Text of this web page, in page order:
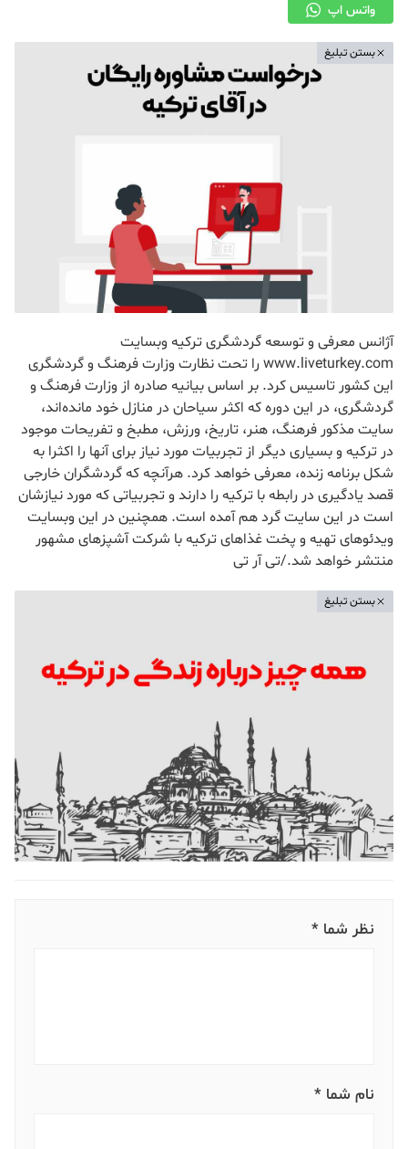
واتس اپ
بستن تبلیغ
آژانس معرفی و توسعه گردشگری ترکیه وبسایت
www.liveturkey.com را تحت نظارت وزارت فرهنگ و گردشگری
این کشور تاسیس کرد. بر اساس بیانیه صادره از وزارت فرهنگ و
گردشگری، در این دوره که اکثر سیاحان در منازل خود مانده‌اند،
سایت مذکور فرهنگ، هنر، تاریخ، ورزش، مطبخ و تفریحات موجود
در ترکیه و بسیاری دیگر از تجربیات مورد نیاز برای آنها را اکثرا به
شکل برنامه زنده، معرفی خواهد کرد. هرآنچه که گردشگران خارجی
قصد یادگیری در رابطه با ترکیه را دارند و تجربیاتی که مورد نیازشان
است در این سایت گرد هم آمده است. همچنین در این وبسایت
ویدئوهای تهیه و پخت غذاهای ترکیه با شرکت آشپزهای مشهور
منتشر خواهد شد./تی آر تی
بستن تبلیغ
نظر شما *
نام شما *